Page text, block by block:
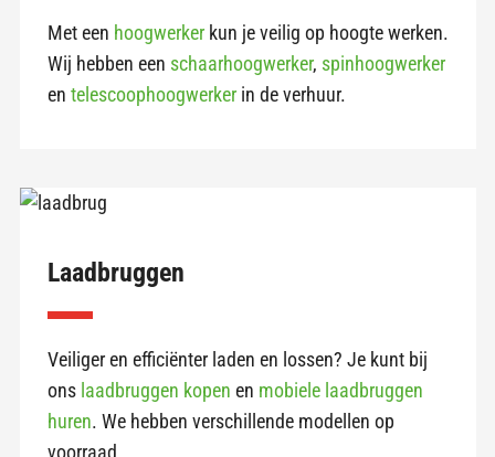
Met een hoogwerkerkun je veilig op hoogte werken.
Wij hebben een schaarhoogwerker, spinhoogwerker
en telescoophoogwerkerin de verhuur.
Laadbruggen
Veiliger en efficiënter laden en lossen? Je kunt bij
ons laadbruggen kopen en mobiele laadbruggen
huren. We hebben verschillende modellen op
voorraad.